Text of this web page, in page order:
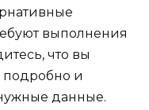
выполнения
что вы
и
данные.